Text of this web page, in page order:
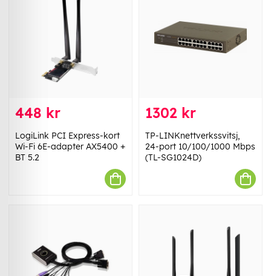
448 kr
LogiLink PCI Express-kort
Wi-Fi 6E-adapter AX5400 +
BT 5.2
1302 kr
TP-LINKnettverkssvitsj,
24-port 10/100/1000 Mbps
(TL-SG1024D)